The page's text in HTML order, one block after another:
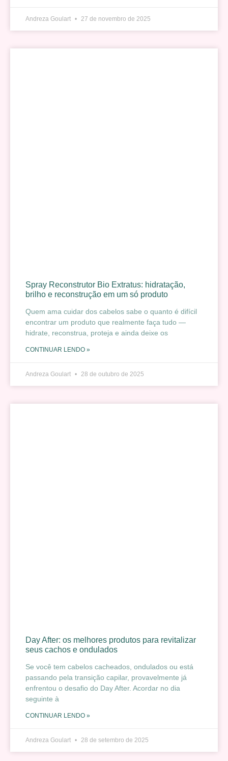
Andreza Goulart 27 de novembro de 2025
Spray Reconstrutor Bio Extratus: hidratação,
brilho e reconstrução em um só produto
Quem ama cuidar dos cabelos sabe o quanto é difícil
encontrar um produto que realmente faça tudo —
hidrate, reconstrua, proteja e ainda deixe os
CONTINUAR LENDO »
Andreza Goulart 28 de outubro de 2025
Day After: os melhores produtos para revitalizar
seus cachos e ondulados
Se você tem cabelos cacheados, ondulados ou está
passando pela transição capilar, provavelmente já
enfrentou o desafio do Day After. Acordar no dia
seguinte à
CONTINUAR LENDO »
Andreza Goulart 28 de setembro de 2025